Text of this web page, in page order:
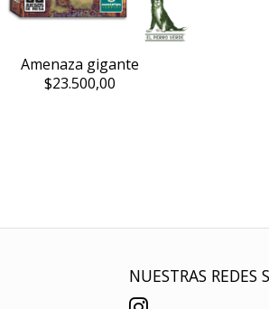
Amenaza gigante
$23.500,00
NUESTRAS REDES